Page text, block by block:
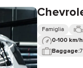
Famiglia
0-100 km/
Baggage:7